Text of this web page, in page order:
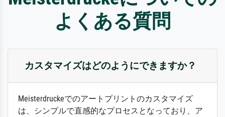
よくある質問
カスタマイズはどのようにできますか？
Meisterdruckeでのアートプリントのカスタマイズ
は、シンプルで直感的なプロセスとなっており、ア